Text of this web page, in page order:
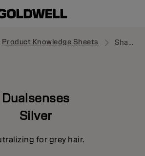
Product Knowledge Sheets Shampoo
Dualsenses
Silver
for grey hair.